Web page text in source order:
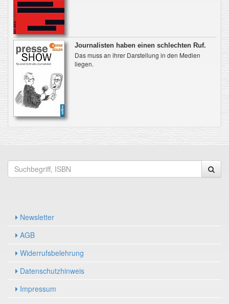
Journalisten haben einen schlechten Ruf.
Das muss an ihrer Darstellung in den Medien
liegen.
Newsletter
AGB
Widerrufsbelehrung
Datenschutzhinweis
Impressum